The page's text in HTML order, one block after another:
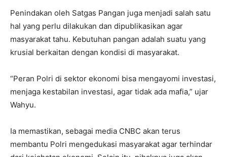
Penindakan oleh Satgas Pangan juga menjadi salah satu
hal yang perlu dilakukan dan dipublikasikan agar
masyarakat tahu. Kebutuhan pangan adalah suatu yang
krusial berkaitan dengan kondisi di masyarakat.
“Peran Polri di sektor ekonomi bisa mengayomi investasi,
menjaga kestabilan investasi, agar tidak ada mafia,” ujar
Wahyu.
Ia memastikan, sebagai media CNBC akan terus
membantu Polri mengedukasi masyarakat agar terhindar